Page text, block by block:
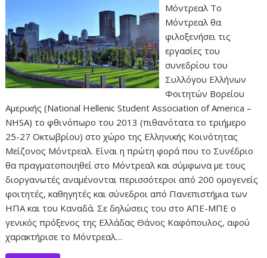
Μόντρεαλ To
Μόντρεαλ θα
φιλοξενήσει τις
εργασίες του
συνεδρίου του
Συλλόγου Ελλήνων
Φοιτητών Βορείου
Αμερικής (National Hellenic Student Association of America –
NHSA) το φθινόπωρο του 2013 (πιθανότατα το τριήμερο
25-27 Οκτωβρίου) στο χώρο της Ελληνικής Κοινότητας
Μείζονος Μόντρεαλ. Είναι η πρώτη φορά που το Συνέδριο
θα πραγματοποιηθεί στο Μόντρεαλ και σύμφωνα με τους
διοργανωτές αναμένονται περισσότεροι από 200 ομογενείς
φοιτητές, καθηγητές και σύνεδροι από Πανεπιστήμια των
ΗΠΑ και του Καναδά. Σε δηλώσεις του στο ΑΠΕ-ΜΠΕ ο
γενικός πρόξενος της Ελλάδας Θάνος Καφόπουλος, αφού
χαρακτήρισε το Μόντρεαλ…